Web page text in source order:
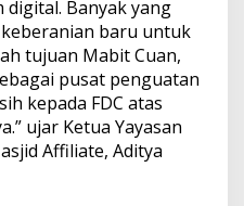
digital. Banyak yang
baru untuk
tujuan Mabit Cuan,
pusat penguatan
kepada FDC atas
ujar Ketua Yayasan
Affiliate, Aditya